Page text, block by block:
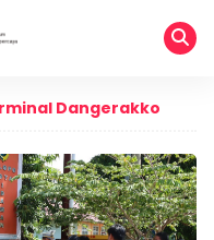
Dangerakko